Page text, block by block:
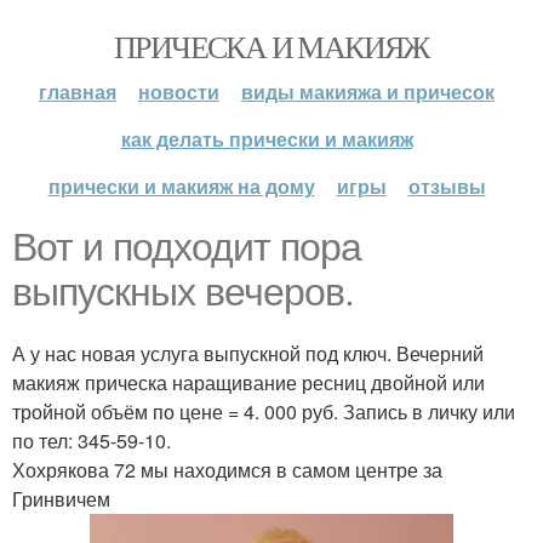
ПРИЧЕСКА И МАКИЯЖ
главная новости
виды макияжа и причесок
как делать прически и макияж
прически и макияж на дому
игры отзывы
Вот и подходит пора
выпускных вечеров.
А у нас новая услуга выпускной под ключ. Вечерний
макияж прическа наращивание ресниц двойной или
тройной объём по цене = 4. 000 руб. Запись в личку или
по тел: 345-59-10.
Хохрякова 72 мы находимся в самом центре за
Гринвичем